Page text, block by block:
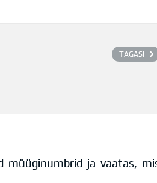
TAGASI
müüginumbrid ja vaatas,